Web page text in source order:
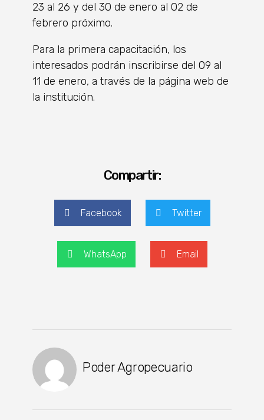
23 al 26 y del 30 de enero al 02 de
febrero próximo.
Para la primera capacitación, los
interesados ​​podrán inscribirse del 09 al
11 de enero, a través de la página web de
la institución.
Compartir:
Facebook Twitter
WhatsApp Email
Poder Agropecuario